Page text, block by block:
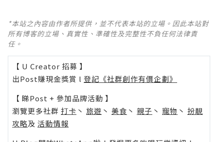
*本站之內容由作者所提供，並不代表本站的立場。因此本站對
所有博客的立場、真實性、準確性及完整性不負任何法律責
任。
【 U Creator 招募 】
出Post賺現金獎賞 l 登記《社群創作有價企劃》
【 睇Post + 參加品牌活動 】
瀏覽更多社群 打卡 丶 旅遊 丶 美食 丶 親子 丶 寵物 丶 扮靚
攻略及 活動情報